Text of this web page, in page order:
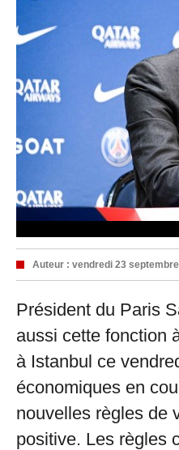
Auteur : vendredi 23
Président du Paris
aussi cette fonction
à Istanbul ce
économiques en
nouvelles règles de
positive. Les règles